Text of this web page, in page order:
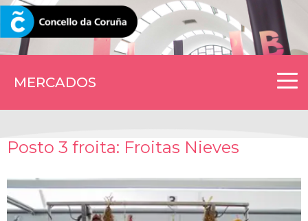
MERCADOS
CORUNA.GAL
Posto 3 froita: Froitas Nieves